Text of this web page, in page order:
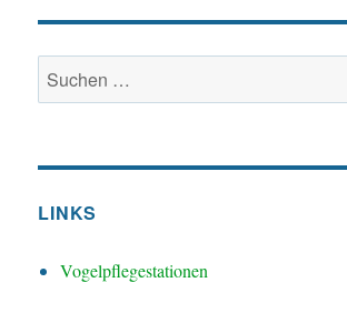
Suchen
nach:
LINKS
Vogelpflegestationen